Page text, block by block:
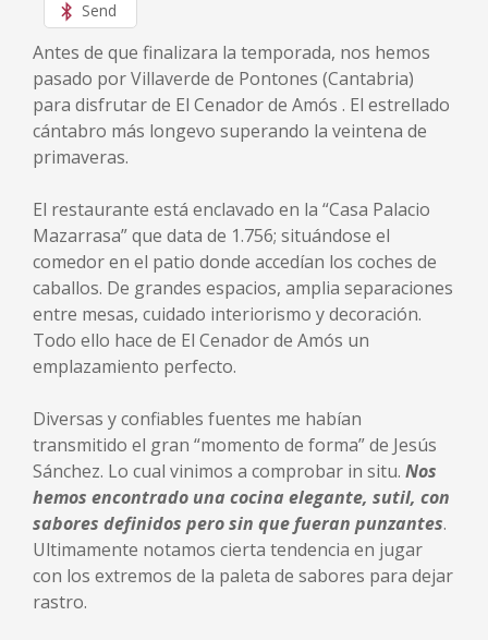
Send
Antes de que finalizara la temporada, nos hemos
pasado por Villaverde de Pontones (Cantabria)
para disfrutar de El Cenador de Amós . El estrellado
cántabro más longevo superando la veintena de
primaveras.
El restaurante está enclavado en la “Casa Palacio
Mazarrasa” que data de 1.756; situándose el
comedor en el patio donde accedían los coches de
caballos. De grandes espacios, amplia separaciones
entre mesas, cuidado interiorismo y decoración.
Todo ello hace de El Cenador de Amós un
emplazamiento perfecto.
Diversas y confiables fuentes me habían
transmitido el gran “momento de forma” de Jesús
Sánchez. Lo cual vinimos a comprobar in situ. Nos
hemos encontrado una cocina elegante, sutil, con
sabores definidos pero sin que fueran punzantes.
Ultimamente notamos cierta tendencia en jugar
con los extremos de la paleta de sabores para dejar
rastro.